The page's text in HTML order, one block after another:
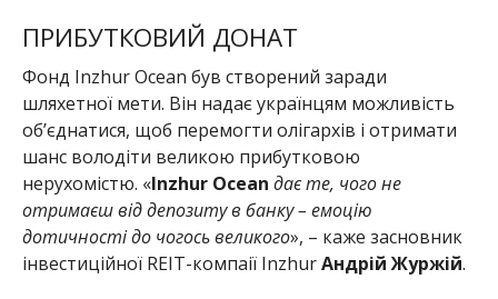
ПРИБУТКОВИЙ ДОНАТ
Фонд Inzhur Ocean був створений заради
шляхетної мети. Він надає українцям можливість
об’єднатися, щоб перемогти олігархів і отримати
шанс володіти великою прибутковою
нерухомістю. «Inzhur Ocean дає те, чого не
отримаєш від депозиту в банку – емоцію
дотичності до чогось великого», – каже засновник
інвестиційної REIT-компаії InzhurАндрій Журжій.